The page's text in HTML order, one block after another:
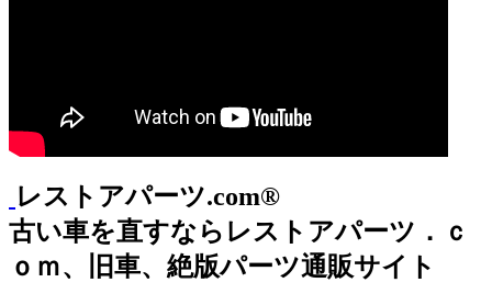
レストアパーツ.com®
古い車を直すならレストアパーツ．ｃ
ｏｍ、旧車、絶版パーツ通販サイト